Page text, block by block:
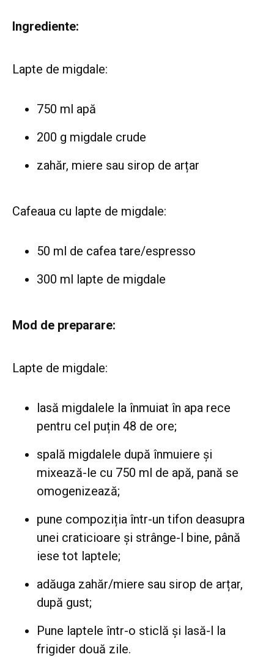
Ingrediente:
Lapte de migdale:
750 ml apă
200 g migdale crude
zahăr, miere sau sirop de arțar
Cafeaua cu lapte de migdale:
50 ml de cafea tare/espresso
300 ml lapte de migdale
Mod de preparare:
Lapte de migdale:
lasă migdalele la înmuiat în apa rece
pentru cel puțin 48 de ore;
spală migdalele după înmuiere și
mixează-le cu 750 ml de apă, pană se
omogenizează;
pune compoziția într-un tifon deasupra
unei craticioare și strânge-l bine, până
iese tot laptele;
adăuga zahăr/miere sau sirop de arțar,
după gust;
Pune laptele într-o sticlă și lasă-l la
frigider două zile.